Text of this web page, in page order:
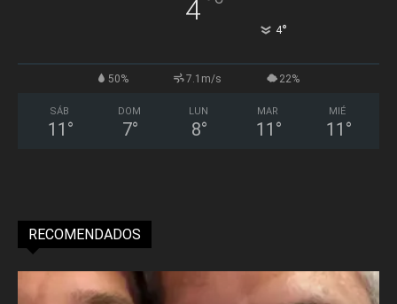
4
4°
50% 7.1m/s 22%
SÁB
11 °
DOM
7°
LUN
8°
MAR
11 °
MIÉ
11 °
RECOMENDADOS